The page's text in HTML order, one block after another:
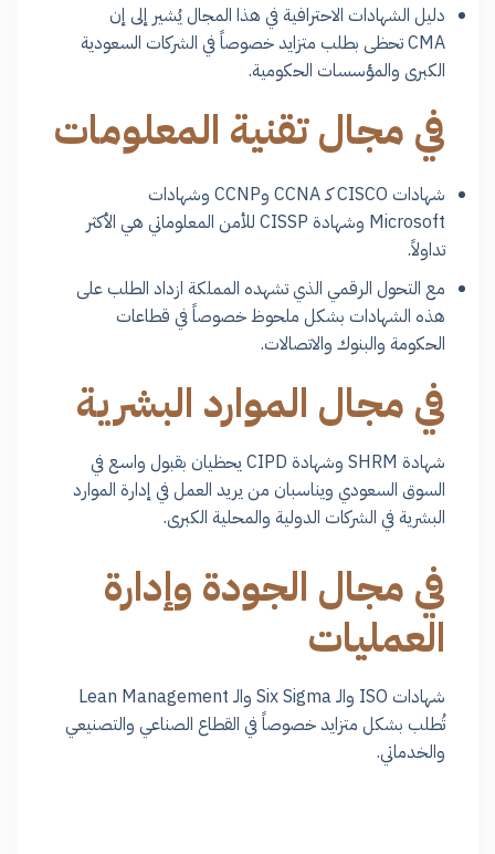
دليل الشهادات الاحترافية في هذا المجال يُشير إلى إن
CMA تحظى بطلب متزايد خصوصاً في الشركات السعودية
الكبرى والمؤسسات الحكومية.
في مجال تقنية المعلومات
شهادات CISCO كـ CCNA وCCNP وشهادات
Microsoft وشهادة CISSP للأمن المعلوماتي هي الأكثر
تداولاً.
مع التحول الرقمي الذي تشهده المملكة ازداد الطلب على
هذه الشهادات بشكل ملحوظ خصوصاً في قطاعات
الحكومة والبنوك والاتصالات.
في مجال الموارد البشرية
شهادة SHRM وشهادة CIPD يحظيان بقبول واسع في
السوق السعودي ويناسبان من يريد العمل في إدارة الموارد
البشرية في الشركات الدولية والمحلية الكبرى.
في مجال الجودة وإدارة
العمليات
شهادات ISO والـ Six Sigma والـ Lean Management
تُطلب بشكل متزايد خصوصاً في القطاع الصناعي والتصنيعي
والخدماتي.